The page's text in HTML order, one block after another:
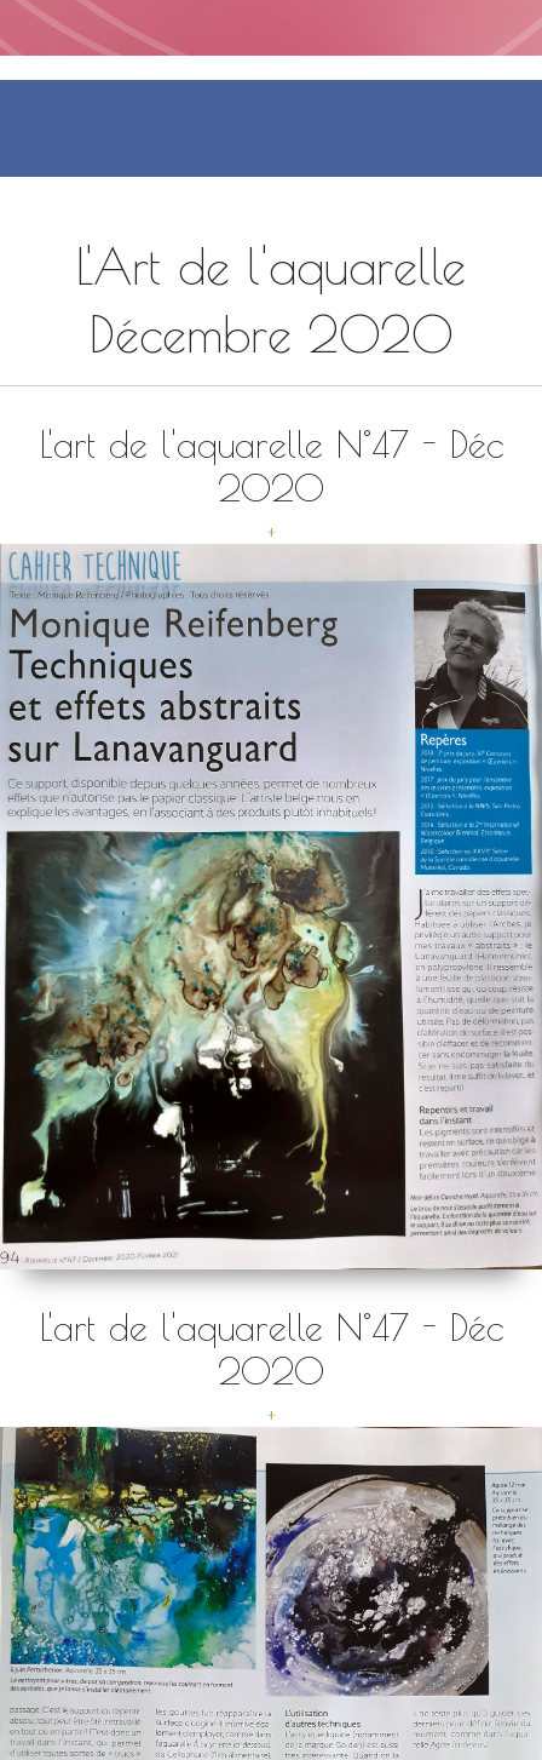
L'Art de l'aquarelle
Décembre 2020
L'art de l'aquarelle N°47 - Déc
2020
+
L'art de l'aquarelle N°47 - Déc
2020
+